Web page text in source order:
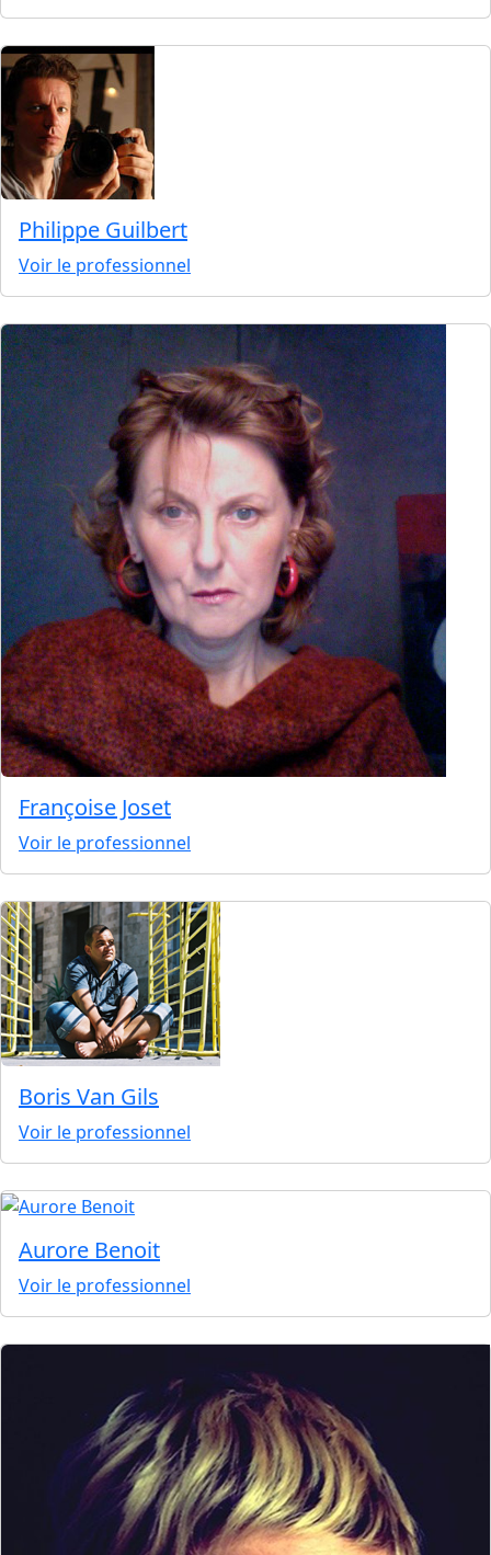
Philippe Guilbert
Voir le professionnel
Françoise Joset
Voir le professionnel
Boris Van Gils
Voir le professionnel
Aurore Benoit
Voir le professionnel